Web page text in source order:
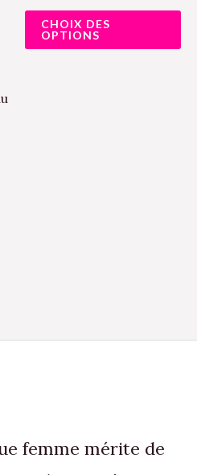
CHOIX DES
OPTIONS
femme mérite de